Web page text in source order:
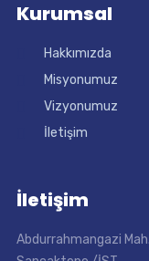
Kurumsal
Hakkımızda
Misyonumuz
Vizyonumuz
İletişim
İletişim
Abdurrahmangazi